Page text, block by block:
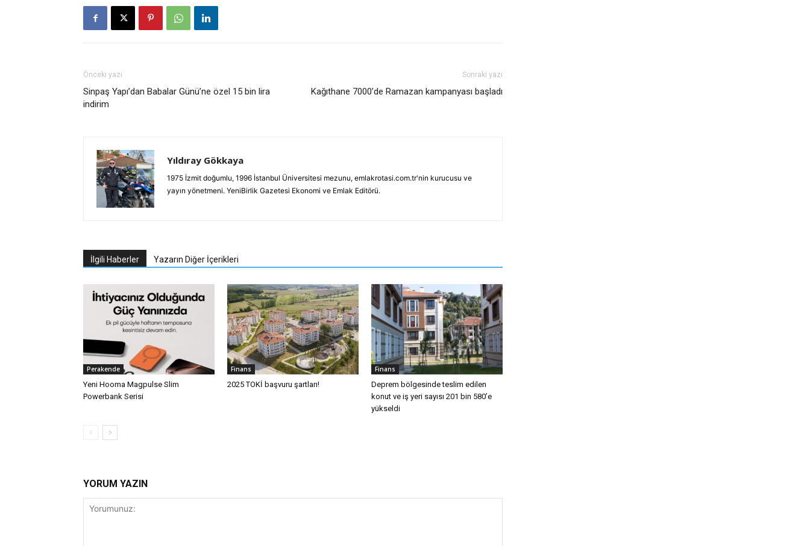
Önceki yazı
Sinpaş Yapı’dan Babalar Günü’ne özel 15 bin lira
indirim
Sonraki yazı
Kağıthane 7000’de Ramazan kampanyası başladı
Yıldıray Gökkaya
1975 İzmit doğumlu, 1996 İstanbul Üniversitesi mezunu, emlakrotasi.com.tr'nin kurucusu ve
yayın yönetmeni. YeniBirlik Gazetesi Ekonomi ve Emlak Editörü.
İlgili Haberler Yazarın Diğer İçerikleri
Perakende
Yeni Hooma Magpulse Slim
Powerbank Serisi
Finans
2025 TOKİ başvuru şartları!
Finans
Deprem bölgesinde teslim edilen
konut ve iş yeri sayısı 201 bin 580’e
yükseldi
YORUM YAZIN